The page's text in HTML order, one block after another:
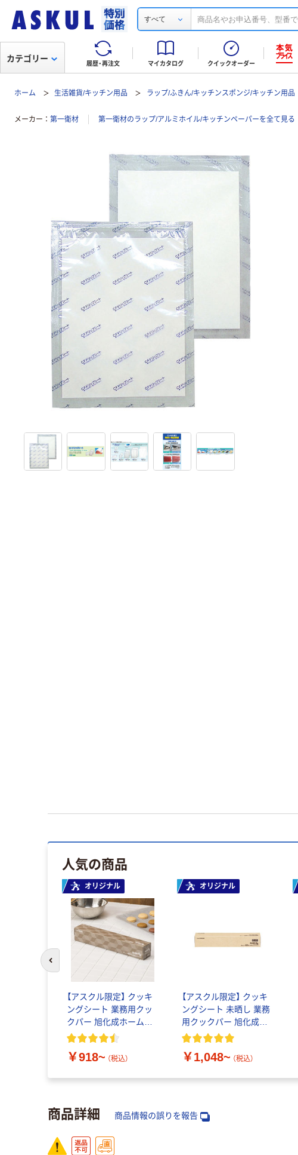
すべて
履歴・再注文 マイカタログ クイックオーダー
カテゴリー
ホーム 生活雑貨/キッチン用品 ラップ/ふきん/キッチンスポンジ/キッチン用品
メーカー 第一衛材 第一衛材のラップ/アルミホイル/キッチンペーパーを全て見る
人気の商品
オリジナル
【アスクル限定】 クッキ
ングシート 業務用クッ
クパー 旭化成ホームプ
ロダクツ
￥918~ （税込）
オリジナル
【アスクル限定】 クッキ
ングシート 未晒し 業務
用クックパー 旭化成ホ
ームプロダクツ
￥1,048~ （税込）
前のスライドへ
商品詳細 商品情報の誤りを報告